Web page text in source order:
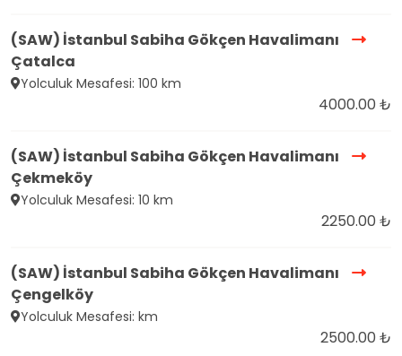
(SAW) İstanbul Sabiha Gökçen Havalimanı
Çatalca
Yolculuk Mesafesi: 100 km
4000.00 ₺
(SAW) İstanbul Sabiha Gökçen Havalimanı
Çekmeköy
Yolculuk Mesafesi: 10 km
2250.00 ₺
(SAW) İstanbul Sabiha Gökçen Havalimanı
Çengelköy
Yolculuk Mesafesi: km
2500.00 ₺